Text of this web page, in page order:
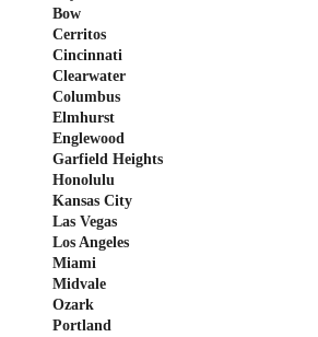
Bow
Cerritos
Cincinnati
Clearwater
Columbus
Elmhurst
Englewood
Garfield Heights
Honolulu
Kansas City
Las Vegas
Los Angeles
Miami
Midvale
Ozark
Portland